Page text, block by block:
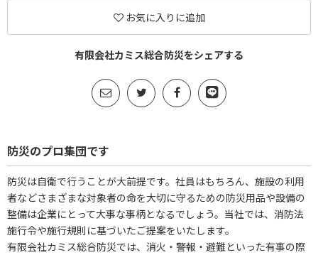
お気に入りに追加
有限会社カミス総合防災をシェアする
防災のプロ集団です
防災は自衛で行うことが大前提です。社員はもちろん、施設の利用
者などさまざまな対象者の命を大切に守るための防災用品や設備の
整備は企業にとって大事な事柄となるでしょう。当社では、消防法
施行令や施行規則に基づいたご提案をいたします。
有限会社カミス総合防災では、消火・警報・避難といった有事の際